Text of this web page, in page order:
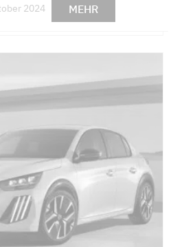
2024 MEHR